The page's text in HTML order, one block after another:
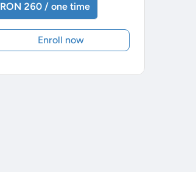
RON 260 / one time
Enroll now